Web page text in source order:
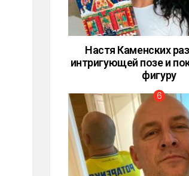
Настя Каменских
интригующей позе и
фигуру